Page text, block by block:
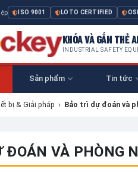
ISO 9001 LOTO CERTIFIED
KHÓA VÀ GẮN THẺ
INDUSTRIAL SAFETY
Sản phẩm Tin tức
bị & Giải pháp › Bảo trì dự đoán và
ĐOÁN VÀ PHÒNG